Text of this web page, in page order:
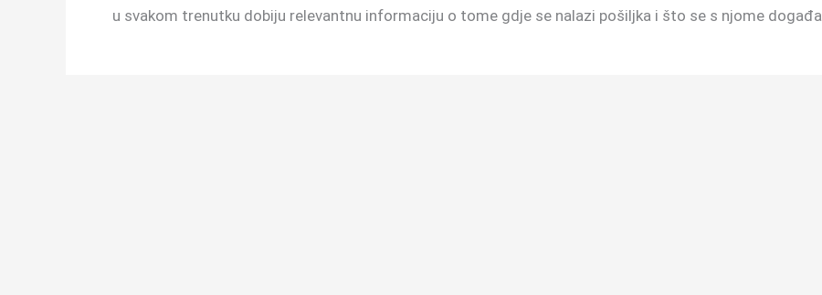
u svakom trenutku dobiju relevantnu informaciju o tome gdje se nalazi pošiljka i što se s njome događa.